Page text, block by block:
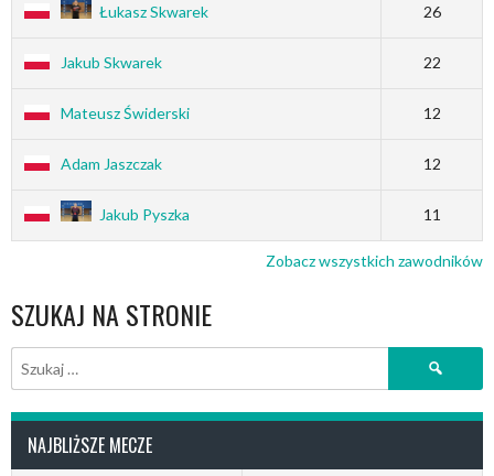
Łukasz Skwarek 26
Jakub Skwarek 22
Mateusz Świderski 12
Adam Jaszczak 12
Jakub Pyszka 11
Zobacz wszystkich zawodników
SZUKAJ NA STRONIE
Szukaj:
NAJBLIŻSZE MECZE